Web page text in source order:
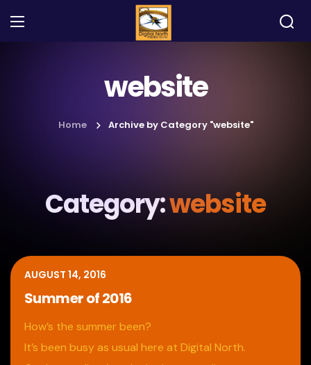
website
Home Archive by Category "website"
Category:website
AUGUST 14, 2016
Summer of 2016
How’s the summer been?
It’s been busy as usual here at Digital North.